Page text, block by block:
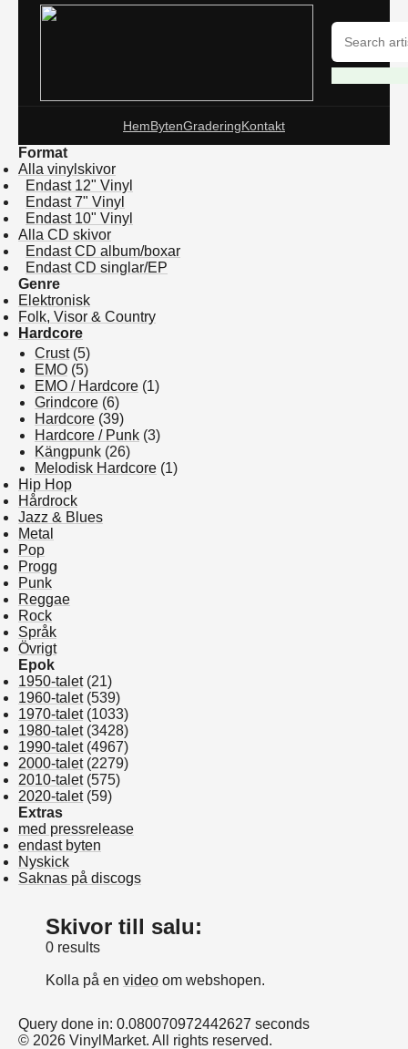
HemBytenGraderingKontakt
Format
Alla vinylskivor
Endast 12" Vinyl
Endast 7" Vinyl
Endast 10" Vinyl
Alla CD skivor
Endast CD album/boxar
Endast CD singlar/EP
Genre
Elektronisk
Folk, Visor & Country
Hardcore
Crust(5)
EMO (5)
EMO / Hardcore (1)
Grindcore (6)
Hardcore (39)
Hardcore / Punk (3)
Kängpunk (26)
Melodisk Hardcore (1)
Hip Hop
Hårdrock
Jazz & Blues
Metal
Pop
Progg
Punk
Reggae
Rock
Språk
Övrigt
Epok
1950-talet(21)
1960-talet(539)
1970-talet(1033)
1980-talet(3428)
1990-talet(4967)
2000-talet(2279)
2010-talet(575)
2020-talet(59)
Extras
med pressrelease
endast byten
Nyskick
Saknas på discogs
Skivor till salu:
0 results
Kolla på en video om webshopen.
Query done in: 0.080070972442627 seconds
© 2026 VinylMarket. All rights reserved.